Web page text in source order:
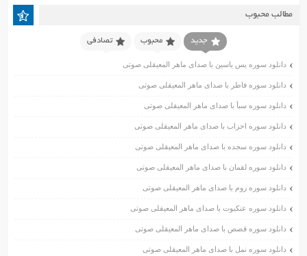
فروردین ۱۴۰۱
آذر ۱۴۰۰
آبان ۱۴۰۰
اسفند ۱۳۹۹
آبان ۱۳۹۹
مهر ۱۳۹۹
مرداد ۱۳۹۹
مطالب محبوب
جدید محبوب تصادفی
دانلود سوره یس یاسین با صدای ماهر المعیقلی صوتی
دانلود سوره فاطر با صدای ماهر المعیقلی صوتی
دانلود سوره سبأ با صدای ماهر المعیقلی صوتی
دانلود سوره احزاب با صدای ماهر المعیقلی صوتی
دانلود سوره سجده با صدای ماهر المعیقلی صوتی
دانلود سوره لقمان با صدای ماهر المعیقلی صوتی
دانلود سوره روم با صدای ماهر المعیقلی صوتی
دانلود سوره عنکبوت با صدای ماهر المعیقلی صوتی
دانلود سوره قصص با صدای ماهر المعیقلی صوتی
دانلود سوره نمل با صدای ماهر المعیقلی صوتی